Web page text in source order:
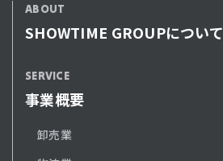
ABOUT
SHOWTIME GROUPについて
SERVICE
事業概要
卸売業